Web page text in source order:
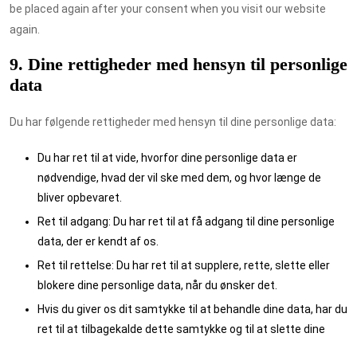
be placed again after your consent when you visit our website
again.
9. Dine rettigheder med hensyn til personlige
data
Du har følgende rettigheder med hensyn til dine personlige data:
Du har ret til at vide, hvorfor dine personlige data er
nødvendige, hvad der vil ske med dem, og hvor længe de
bliver opbevaret.
Ret til adgang: Du har ret til at få adgang til dine personlige
data, der er kendt af os.
Ret til rettelse: Du har ret til at supplere, rette, slette eller
blokere dine personlige data, når du ønsker det.
Hvis du giver os dit samtykke til at behandle dine data, har du
ret til at tilbagekalde dette samtykke og til at slette dine